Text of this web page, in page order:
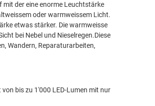
mit der eine enorme Leuchtstärke
oder warmweissem Licht.
etwas stärker. Die warmweisse
bei Nebel und Nieselregen.Diese
Wandern, Reparaturarbeiten,
bis zu 1'000 LED-Lumen mit nur